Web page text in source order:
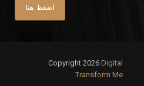
Copyright 2026 Digital
Transform Me